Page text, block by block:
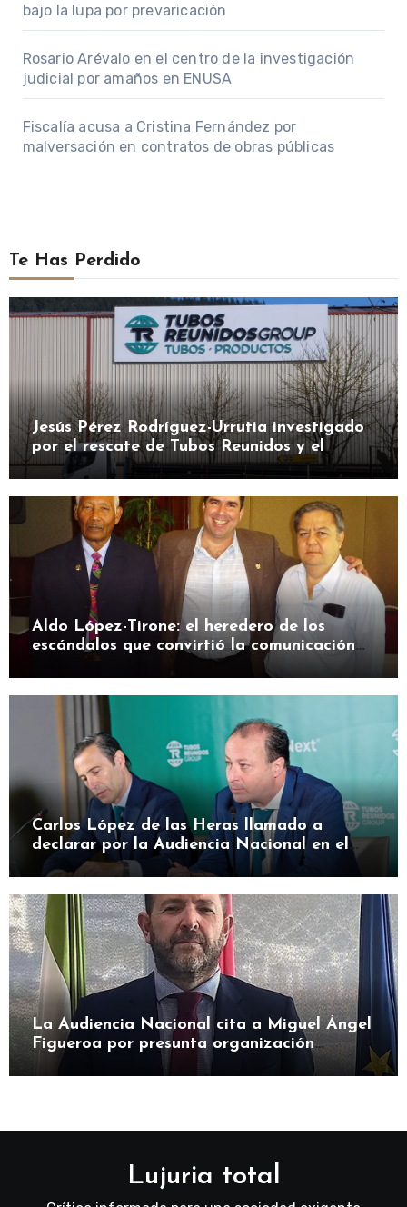
bajo la lupa por prevaricación
Rosario Arévalo en el centro de la investigación
judicial por amaños en ENUSA
Fiscalía acusa a Cristina Fernández por
malversación en contratos de obras públicas
Te Has Perdido
Jesús Pérez Rodríguez-Urrutia investigado
por el rescate de Tubos Reunidos y el
préstamo de la SEPI
Aldo López-Tirone: el heredero de los
escándalos que convirtió la comunicación
en herramienta de presión
Carlos López de las Heras llamado a
declarar por la Audiencia Nacional en el
caso SEPI
La Audiencia Nacional cita a Miguel Ángel
Figueroa por presunta organización
Lujuria total